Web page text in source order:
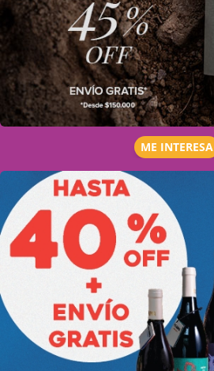
ME INTERESA